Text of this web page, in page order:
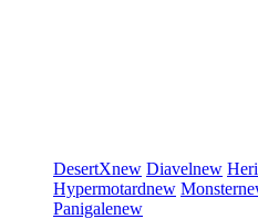
DesertXnew Diavelnew
Hypermotardnew Monster
Panigalenew